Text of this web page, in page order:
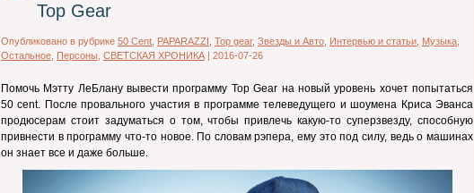
Top Gear
Опубликовано в рубрике 50 Cent PAPARAZZI Top gear, Звезды и Авто Интервью и статьи Музыка
Остальное Персоны СВЕТСКАЯ ХРОНИКА | 2016-07-26
Помочь Мэтту ЛеБлану вывести программу Top Gear на новый уровень хочет попытаться
50 cent. После провального участия в программе телеведущего и шоумена Криса Эванса
продюсерам стоит задуматься о том, чтобы привлечь какую-то суперзвезду, способную
привнести в программу что-то новое. По словам рэпера, ему это под силу, ведь о машинах
он знает все и даже больше.